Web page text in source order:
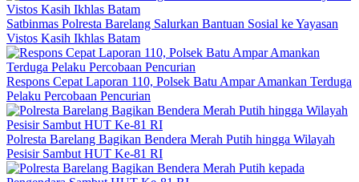
Satbinmas Polresta Barelang Salurkan Bantuan Sosial ke Yayasan
Vistos Kasih Ikhlas Batam
Respons Cepat Laporan 110, Polsek Batu Ampar Amankan Terduga
Pelaku Percobaan Pencurian
Polresta Barelang Bagikan Bendera Merah Putih hingga Wilayah
Pesisir Sambut HUT Ke-81 RI